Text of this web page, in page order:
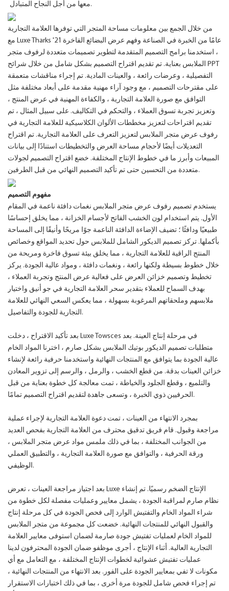
معها من أجل النجاح المتبادل.
من خلال الجمع بين معلومات مساحة المتجر التي توفرها العلامة التجارية
مع Luxe Tharks '21 عامًا من الخبرة في الصناعة وفهم عرض البضائع الفاخرة
، استخدمنا برامج التصميم المتقدمة لتطوير تصميمات متعددة لرفوف متجر
الملابس بعناية. تم تقديم اقتراح التصميم بشكل شامل من خلال شرائح PPT
التفصيلية ، وعرضات رائعة ، والعينات المادية. تم إجراء مناقشات متعمقة
على مقترحات التصميم ، مع وجود آراء مهنية مقدمة على أبعاد مختلفة مثل
التوافق مع صورة العلامة التجارية ، والكفاءة المهنية في عرض المنتج ،
وتعزيز تجربة تسوق العملاء ، والتحكم في التكاليف. على سبيل المثال ، تم
تقديم اقتراحات لتعزيز مخططات الألوان الكلاسيكية للعلامة التجارية في
رفوف عرض متجر الملابس لتعزيز التعرف على العلامة التجارية. تم اقتراح
التعديلات أيضًا لأحجام مساحة العرض والتخطيطات استنادًا إلى بيانات
المبيعات وأبرز ما في خطوط الإنتاج المختلفة. خضع اقتراح التصميم لجولات
متعددة من التحسين حتى تم تأكيد التصميم النهائي من قبل الطرفين.
مفهوم التصميم
يستخدم تصميم رفوف عرض متجر الملابس نغمات دافئة ناعمة في المقام
الأول. يتم استخدام لون الخشب الفاتح لأجسام الخزانة ، مما يخلق إحساسًا
طبيعيًا ودافئًا ؛ تضيف الإضاءة الدافئة الناعمة جوًا مريحًا وأنيقًا إلى المساحة
بأكملها. تركز تصميم الديكور الشامل للملابس حول تحديد المواقع وخصائص
المنتج الراقية للعلامة التجارية ، مما يخلق بيئة تسوق فاخرة ومريحة من
خلال خطوط بسيطة ولكنها رائعة ، ونغمات دافئة ، ومواد عالية الجودة. يركز
تخطيط وتصميم خزائن العرض على فعالية عرض المنتج وتجربة العملاء ،
بهدف السماح للعملاء بتقدير سحر العلامة التجارية في جو أنيق واختيار
ملابسهم وملحقاتهم المرغوبة بسهولة ، مما يعكس السعي النهائي للعلامة
التجارية للجودة والتفاصيل.
بعد تأكيد الاقتراح ، دخلت Luxe Towsces في مرحلة إنتاج العينة. بعد
متطلبات تصميم الديكور بوتيك الملابس بشكل صارم ، اخترنا المواد الخام
عالية الجودة بما يتوافق مع المنتجات النهائية واستخدمنا حرفية رائعة لإنشاء
خزائن العينات بدقة. من قطع الخشب ، والرمل ، والرسم إلى تزوير المعادن
والتلميع ، وقطع الجلود والخياطة ، تمت معالجة كل خطوة بعناية من قبل
الحرفيين ذوي الخبرة ، وتسعى جاهدة لتقديم اقتراح التصميم تمامًا.
بمجرد الانتهاء من العينات ، تمت دعوة العلامة التجارية لإجراء عملية
مراجعة وقبول. قام فريق تدقيق محترف من العلامة التجارية بفحص العديد
من الجوانب المختلفة ، بما في ذلك ملمس مواد عرض متجر الملابس ،
ورقة الحرفية ، والتوافق مع صورة العلامة التجارية ، والتطبيق العملي
الوظيفي.
بعد اجتياز مراجعة العينات ، تعرض Luxe الإنتاج الضخم رسميًا. تم إنشاء
نظام صارم لمراقبة الجودة ، يشمل معايير وعمليات مفصلة لكل خطوة من
شراء المواد الخام والتفتيش الوارد إلى فحص الجودة في كل مرحلة إنتاج
والقبول النهائي للمنتجات النهائية. خضعت كل مجموعة من متجر الملابس
للمواد الخام لعمليات تفتيش جودة صارمة لضمان استوفى معايير العلامة
التجارية العالية. أثناء الإنتاج ، أجرى موظفو ضمان الجودة المحترفون لدينا
عمليات تفتيش عشوائية لخطوات الإنتاج المختلفة ، مع التعامل مع أي
مكونات لا تفي بمعايير الجودة على الفور. بعد الانتهاء من المنتجات النهائية ،
تم إجراء فحص شامل للجودة مرة أخرى ، بما في ذلك اختبارات الاستقرار